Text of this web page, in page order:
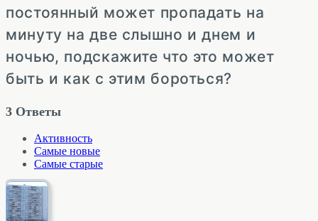
постоянный может пропадать на
минуту на две слышно и днем и
ночью, подскажите что это может
быть и как с этим бороться?
3 Ответы
Активность
Самые новые
Самые старые